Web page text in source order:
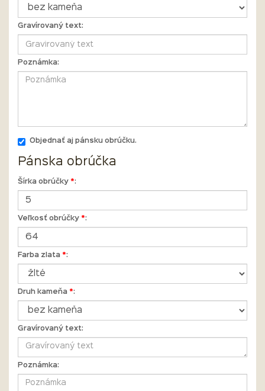
Gravírovaný text:
Poznámka:
Objednať aj pánsku obrúčku.
Pánska obrúčka
Šírka obrúčky *:
Veľkosť obrúčky *:
Farba zlata *:
Druh kameňa *:
Gravírovaný text:
Poznámka: